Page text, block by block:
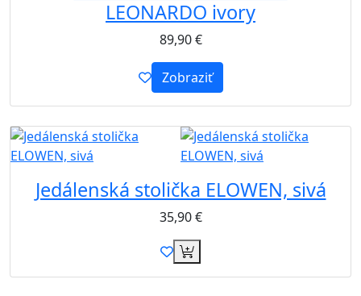
LEONARDO ivory
89,90€
Zobraziť
Jedálenská stolička ELOWEN, sivá
35,90€